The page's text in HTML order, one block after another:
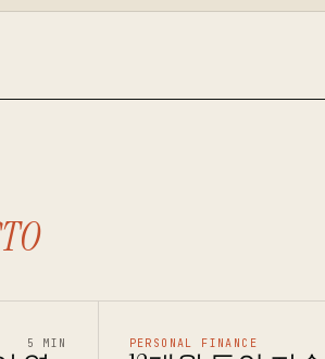
5 MIN PERSONAL FINANCE